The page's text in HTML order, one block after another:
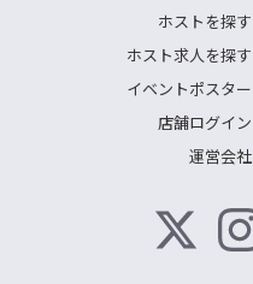
ホストを探す
ホスト求人を探す
イベントポスター
店舗ログイン
運営会社